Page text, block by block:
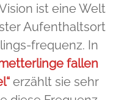
ist eine Welt
Aufenthaltsort
frequenz. In
fallen
erzählt sie sehr